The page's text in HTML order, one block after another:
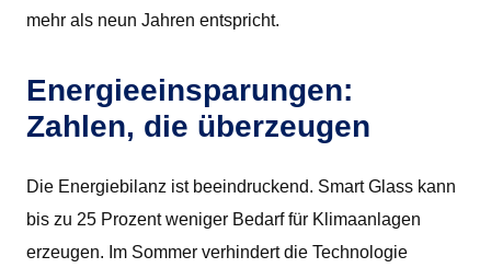
mehr als neun Jahren entspricht.
Energieeinsparungen:
Zahlen, die überzeugen
Die Energiebilanz ist beeindruckend. Smart Glass kann
bis zu 25 Prozent weniger Bedarf für Klimaanlagen
erzeugen. Im Sommer verhindert die Technologie